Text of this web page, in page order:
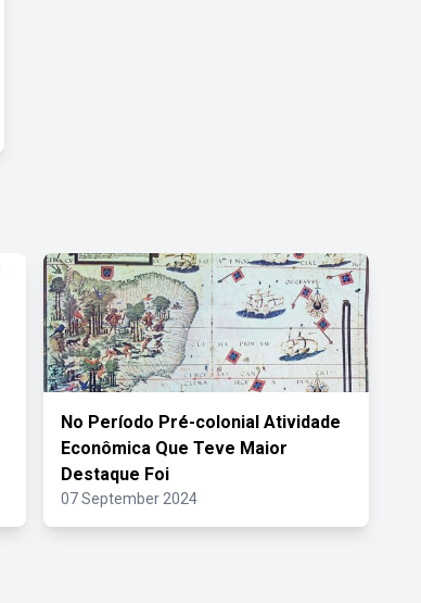
No Período Pré-colonial Atividade
Econômica Que Teve Maior
Destaque Foi
07 September 2024